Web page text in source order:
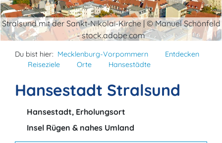
Stralsund mit der Sankt-Nikolai-Kirche | © Manuel Schönfeld
- stock.adobe.com
Du bist hier: Mecklenburg-Vorpommern
Entdecken
Reiseziele
Orte Hansestädte
Hansestadt Stralsund
Hansestadt, Erholungsort
Insel Rügen & nahes Umland